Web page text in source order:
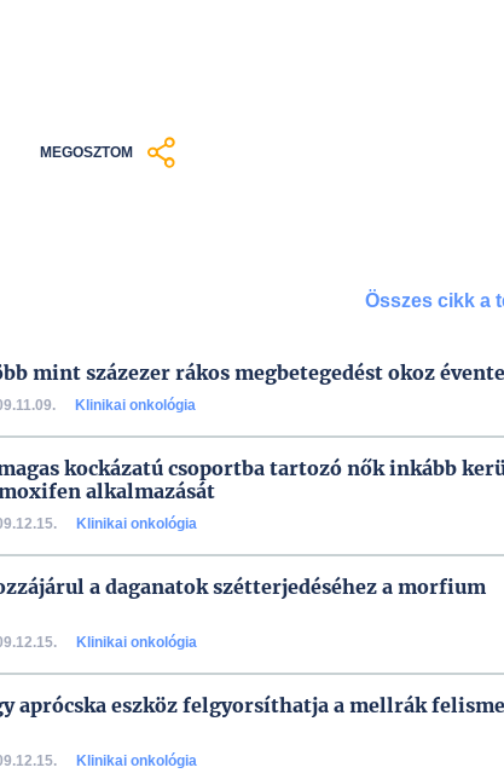
MEGOSZTOM
Összes cikk a
mint százezer rákos megbetegedést okoz
Klinikai onkológia
kockázatú csoportba tartozó nők inkább
alkalmazását
Klinikai onkológia
a daganatok szétterjedéséhez a morfium
Klinikai onkológia
aprócska eszköz felgyorsíthatja a mellrák
Klinikai onkológia